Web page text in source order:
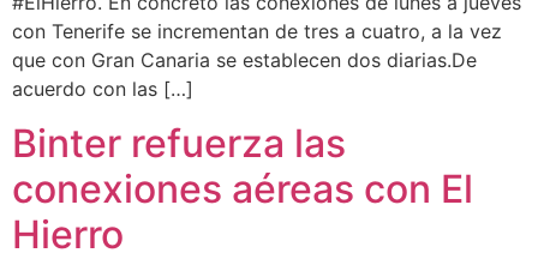
con Tenerife se incrementan de tres a cuatro, a la vez
que con Gran Canaria se establecen dos diarias.De
acuerdo con las […]
Binter refuerza las
conexiones aéreas con El
Hierro